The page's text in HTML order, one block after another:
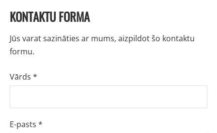
KONTAKTU FORMA
Jūs varat sazināties ar mums, aizpildot šo kontaktu
formu.
Vārds *
E-pasts *